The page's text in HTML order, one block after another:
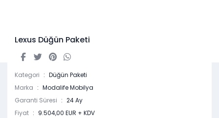
Lexus Düğün Paketi
Kategori
Düğün Paketi
Marka
Modalife Mobilya
Garanti Süresi
24 Ay
Fiyat
9.504,00 EUR + KDV